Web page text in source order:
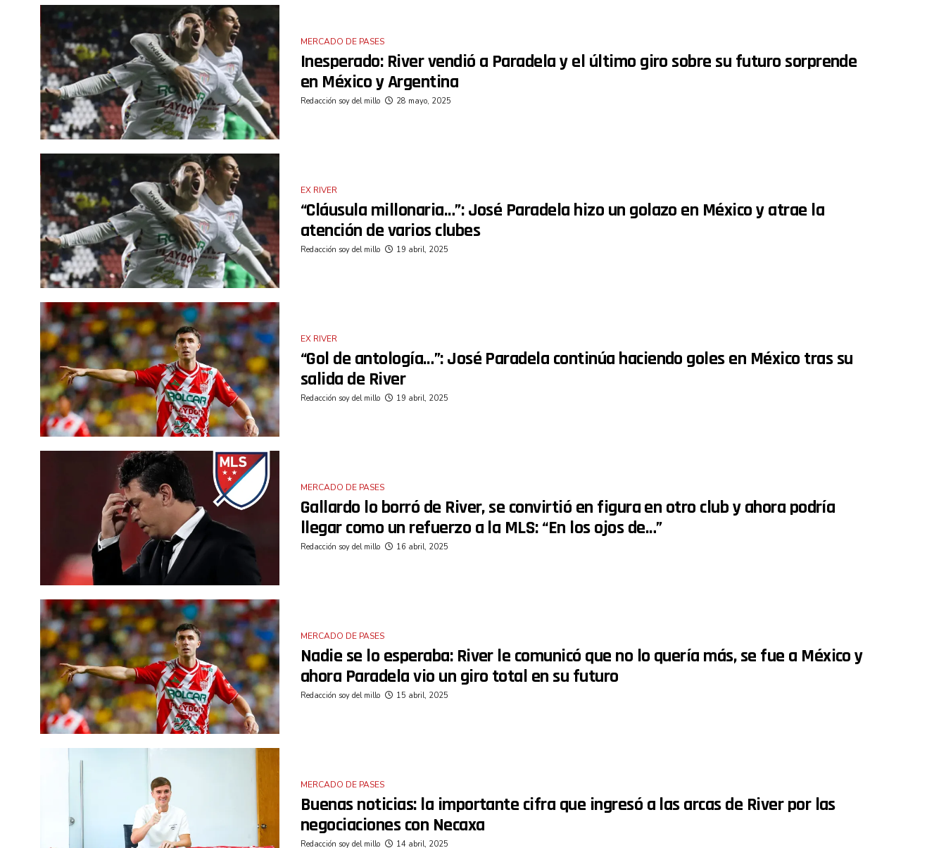
MERCADO DE PASES
Inesperado: River vendió a Paradela y el último giro sobre su futuro sorprende
en México y Argentina
Redacción soy del millo 28 mayo, 2025
EX RIVER
“Cláusula millonaria…”: José Paradela hizo un golazo en México y atrae la
atención de varios clubes
Redacción soy del millo 19 abril, 2025
EX RIVER
“Gol de antología…”: José Paradela continúa haciendo goles en México tras su
salida de River
Redacción soy del millo 19 abril, 2025
MERCADO DE PASES
Gallardo lo borró de River, se convirtió en figura en otro club y ahora podría
llegar como un refuerzo a la MLS: “En los ojos de…”
Redacción soy del millo 16 abril, 2025
MERCADO DE PASES
Nadie se lo esperaba: River le comunicó que no lo quería más, se fue a México y
ahora Paradela vio un giro total en su futuro
Redacción soy del millo 15 abril, 2025
MERCADO DE PASES
Buenas noticias: la importante cifra que ingresó a las arcas de River por las
negociaciones con Necaxa
Redacción soy del millo 14 abril, 2025